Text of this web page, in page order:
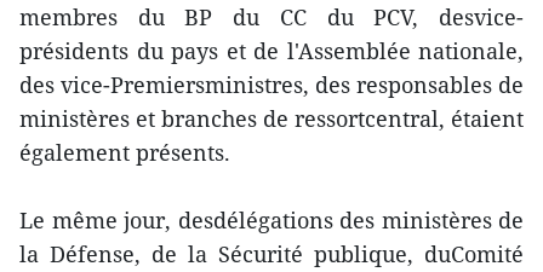
membres du BP du CC du PCV, desvice-
présidents du pays et de l'Assemblée nationale,
des vice-Premiersministres, des responsables de
ministères et branches de ressortcentral, étaient
également présents.
Le même jour, desdélégations des ministères de
la Défense, de la Sécurité publique, duComité